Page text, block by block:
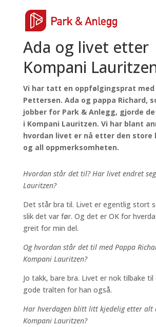
Ada og livet etter
Kompani
Vi har tatt en oppfølgingsprat med
Pettersen. Ada og pappa Richard,
jobber for Park & Anlegg, gjorde
i Kompani Lauritzen. Vi har blant
hvordan livet er nå etter den store
og all oppmerksomheten.
Hvordan står det til? Har livet endret
Lauritzen?
Det står bra til. Livet er egentlig stort
slik det var før. Og det er OK for
greit for min del.
Og hvordan står det til med Pappa
Kompani Lauritzen?
Jo takk, bare bra. Livet er nok tilbake til
gode tralten for han også.
Har hverdagen blitt litt kjedelig etter alt
Kompani Lauritzen?